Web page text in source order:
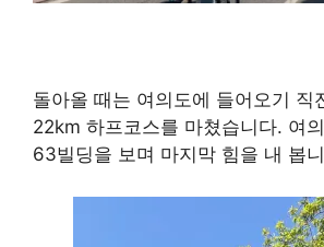
돌아올 때는 여의도에 들어오기 직
22km 하프코스를 마쳤습니다. 여
63빌딩을 보며 마지막 힘을 내 봅